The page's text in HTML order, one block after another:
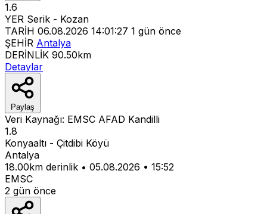
1.6
YER Serik - Kozan
TARİH 06.08.2026 14:01:27 1 gün önce
ŞEHİR Antalya
DERİNLİK 90.50km
Detaylar
Paylaş
Veri Kaynağı: EMSC AFAD Kandilli
1.8
Konyaaltı - Çitdibi Köyü
Antalya
18.00km derinlik • 05.08.2026 • 15:52
EMSC
2 gün önce